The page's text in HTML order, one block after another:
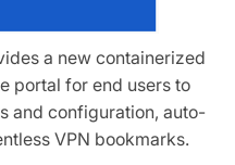
a new containerized
portal for end users to
and configuration, auto-
VPN bookmarks.